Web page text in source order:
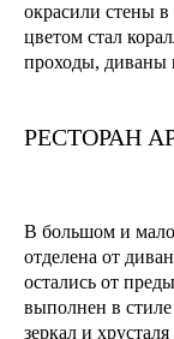
окрасили стены
цветом стал
проходы, диваны
РЕСТОРАН
В большом и
отделена от
остались от
выполнен в
зеркал и